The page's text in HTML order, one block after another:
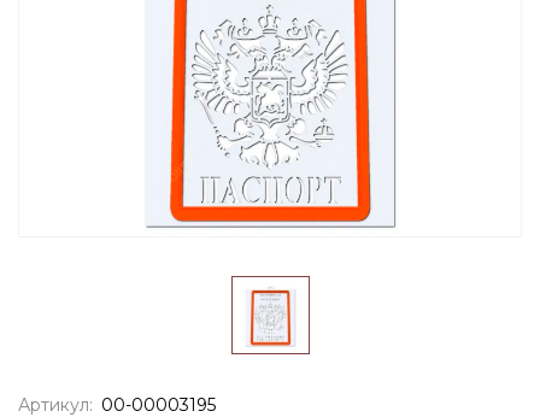
Артикул: 00-00003195